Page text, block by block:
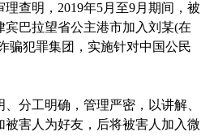
查明，2019年5月至9月期间，被
宾巴拉望省公主港市加入刘某(在
骗犯罪集团，实施针对中国公民
分工明确，管理严密，以讲解、
害人为好友，后将被害人加入微